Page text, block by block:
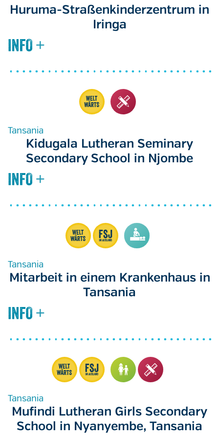
Huruma-Straßenkinderzentrum in
Iringa
Tansania
Kidugala Lutheran Seminary
Secondary School in Njombe
Tansania
Mitarbeit in einem Krankenhaus in
Tansania
Tansania
Mufindi Lutheran Girls Secondary
School in Nyanyembe, Tansania